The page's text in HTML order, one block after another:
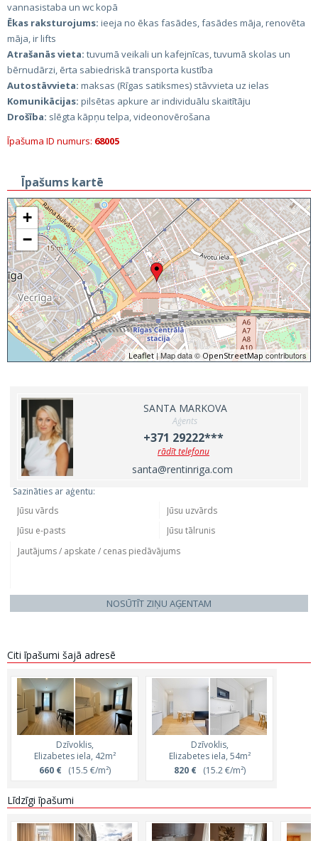
vannasistaba un wc kopā
Ēkas raksturojums: ieeja no ēkas fasādes, fasādes māja, renovēta
māja, ir lifts
Atrašanās vieta: tuvumā veikali un kafejnīcas, tuvumā skolas un
bērnudārzi, ērta sabiedriskā transporta kustība
Autostāvvieta: maksas (Rīgas satiksmes) stāvvieta uz ielas
Komunikācijas: pilsētas apkure ar individuālu skaitītāju
Drošība: slēgta kāpņu telpa, videonovērošana
Īpašuma ID numurs: 68005
Īpašums kartē
+
−
Leaflet| Map data © OpenStreetMap contributors
SANTA MARKOVA
Aģents
+371 29222***
rādīt telefonu
santa@rentinriga.com
Sazināties ar aģentu:
NOSŪTĪT ZIŅU AĢENTAM
Citi īpašumi šajā adresē
Dzīvoklis,
Elizabetes iela, 42m²
660 €(15.5 €/m²)
Dzīvoklis,
Elizabetes iela, 54m²
820 €(15.2 €/m²)
Līdzīgi īpašumi